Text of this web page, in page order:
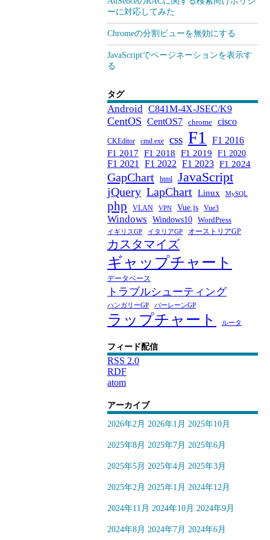
ーに対応してみた
Chromeの分割ビューを無効にする
JavaScriptでページネーションを表示す
る
タグ
Android C841M-4X-JSEC/K9
CentOS CentOS7 chrome cisco
CKEditor cmd.exe css F1
F1 2016
F1 2017 F1 2018 F1 2019 F1 2020
F1 2021 F1 2022 F1 2023 F1 2024
GapChart html JavaScript
jQuery LapChart Linux MySQL
php VLAN VPN Vue.js Vue3
Windows Windows10 WordPress
イギリスGP イタリアGP オーストリアGP
カスタマイズ
ギャップチャート
データベース
トラブルシューティング
ハンガリーGP バーレーンGP
ラップチャート ルータ
フィード配信
RSS 2.0
RDF
atom
アーカイブ
2026年2月 2026年1月 2025年10月
2025年8月 2025年7月 2025年6月
2025年5月 2025年4月 2025年3月
2025年2月 2025年1月 2024年12月
2024年11月 2024年10月 2024年9月
2024年8月 2024年7月 2024年6月